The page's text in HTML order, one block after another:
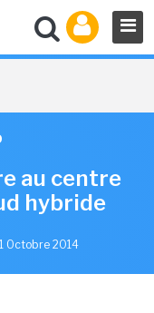
au centre
hybride
Octobre 2014